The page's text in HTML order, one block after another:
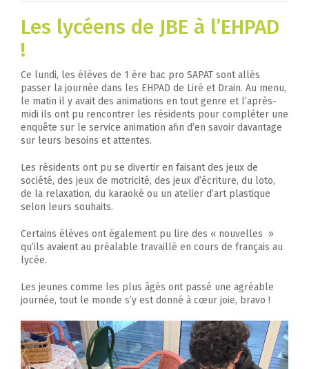
Les lycéens de JBE à l’EHPAD
!
Ce lundi, les élèves de 1 ère bac pro SAPAT sont allés
passer la journée dans les EHPAD de Liré et Drain. Au menu,
le matin il y avait des animations en tout genre et l’après-
midi ils ont pu rencontrer les résidents pour compléter une
enquête sur le service animation afin d’en savoir davantage
sur leurs besoins et attentes.
Les résidents ont pu se divertir en faisant des jeux de
société, des jeux de motricité, des jeux d’écriture, du loto,
de la relaxation, du karaoké ou un atelier d’art plastique
selon leurs souhaits.
Certains élèves ont également pu lire des « nouvelles »
qu’ils avaient au préalable travaillé en cours de français au
lycée.
Les jeunes comme les plus âgés ont passé une agréable
journée, tout le monde s’y est donné à cœur joie, bravo !